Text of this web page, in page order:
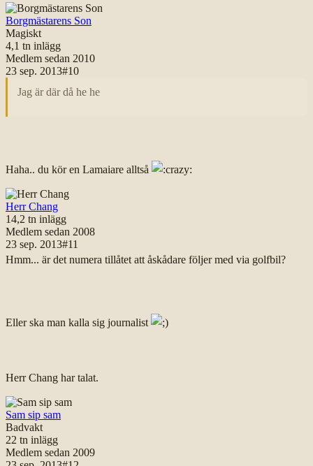
Borgmästarens Son
Magiskt
4,1 tn inlägg
Medlem sedan 2010
23 sep. 2013#10
Jag är där då he he
Haha.. du kör en Lamaiare alltså
Herr Chang
14,2 tn inlägg
Medlem sedan 2008
23 sep. 2013#11
Hmm... är det numera tillåtet att åskådare följer med via golfbil?
Eller ska man kalla sig journalist
Herr Chang har talat.
Sam sip sam
Badvakt
22 tn inlägg
Medlem sedan 2009